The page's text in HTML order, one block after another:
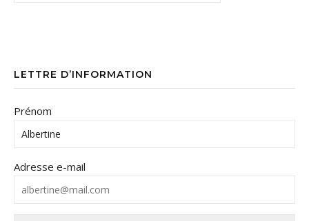
LETTRE D’INFORMATION
Prénom
Adresse e-mail